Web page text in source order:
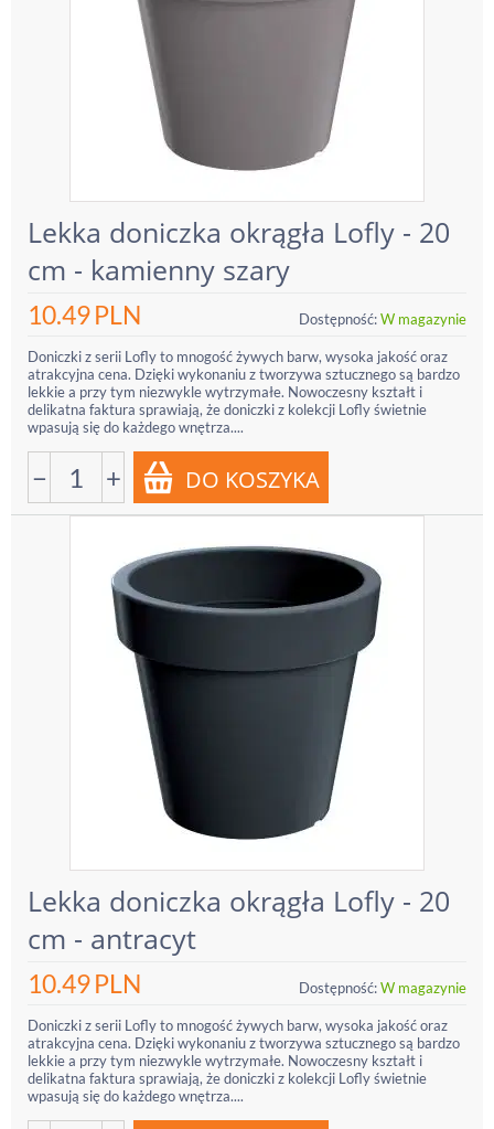
Lekka doniczka okrągła Lofly - 20
cm - kamienny szary
10.49PLN Dostępność:W magazynie
Doniczki z serii Lofly to mnogość żywych barw, wysoka jakość oraz
atrakcyjna cena. Dzięki wykonaniu z tworzywa sztucznego są bardzo
lekkie a przy tym niezwykle wytrzymałe. Nowoczesny kształt i
delikatna faktura sprawiają, że doniczki z kolekcji Lofly świetnie
wpasują się do każdego wnętrza....
− +
Lekka doniczka okrągła Lofly - 20
cm - antracyt
10.49PLN Dostępność:W magazynie
Doniczki z serii Lofly to mnogość żywych barw, wysoka jakość oraz
atrakcyjna cena. Dzięki wykonaniu z tworzywa sztucznego są bardzo
lekkie a przy tym niezwykle wytrzymałe. Nowoczesny kształt i
delikatna faktura sprawiają, że doniczki z kolekcji Lofly świetnie
wpasują się do każdego wnętrza....